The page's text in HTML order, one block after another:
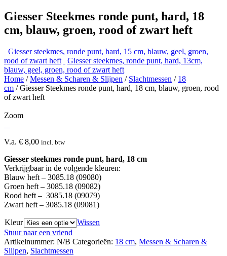
Giesser Steekmes ronde punt, hard, 18
cm, blauw, groen, rood of zwart heft
Giesser steekmes, ronde punt, hard, 15 cm, blauw, geel, groen,
rood of zwart heft
Giesser steekmes, ronde punt, hard, 13cm,
blauw, geel, groen, rood of zwart heft
Home /Messen & Scharen & Slijpen / Slachtmessen / 18
cm / Giesser Steekmes ronde punt, hard, 18 cm, blauw, groen, rood
of zwart heft
Zoom
V.a. € 8,00 incl. btw
Giesser steekmes ronde punt, hard, 18 cm
Verkrijgbaar in de volgende kleuren:
Blauw heft – 3085.18 (09080)
Groen heft – 3085.18 (09082)
Rood heft – 3085.18 (09079)
Zwart heft – 3085.18 (09081)
Kleur
Wissen
Stuur naar een vriend
Artikelnummer: N/B Categorieën: 18 cm, Messen & Scharen &
Slijpen, Slachtmessen